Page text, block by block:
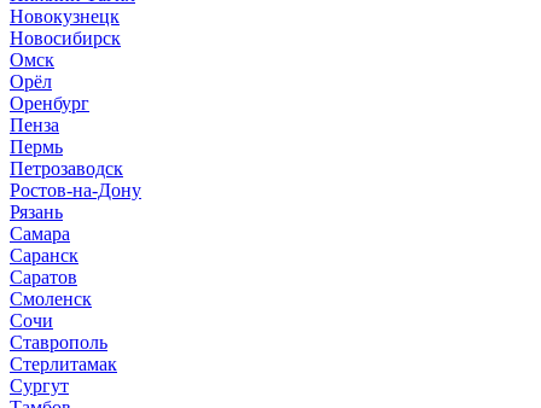
Новокузнецк
Новосибирск
Омск
Орёл
Оренбург
Пенза
Пермь
Петрозаводск
Ростов-на-Дону
Рязань
Самара
Саранск
Саратов
Смоленск
Сочи
Ставрополь
Стерлитамак
Сургут